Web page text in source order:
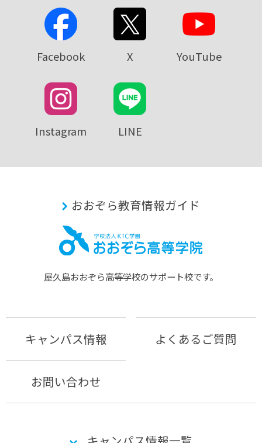
Facebook X YouTube
Instagram LINE
おおぞら教育情報ガイド
屋久島おおぞら⾼等学校のサポート校です。
キャンパス情報 よくあるご質問
お問い合わせ